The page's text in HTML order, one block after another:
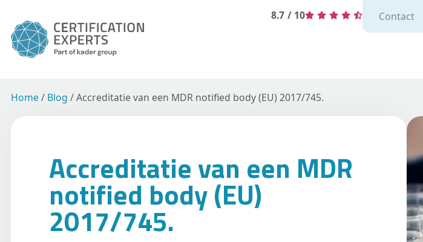
8.7 / 10 Contact
Home / Blog /Accreditatie van een MDR notified body (EU) 2017/745.
Accreditatie van een MDR
notified body (EU)
2017/745.